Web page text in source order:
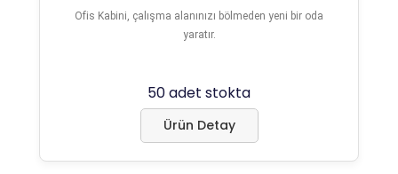
Ofis Kabini, çalışma alanınızı bölmeden yeni bir oda
yaratır.
50 adet stokta
Ürün Detay